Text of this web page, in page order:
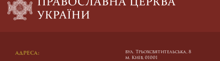
АДРЕСА:
вул. Трьохсвятительська, 8
м. Київ, 01001